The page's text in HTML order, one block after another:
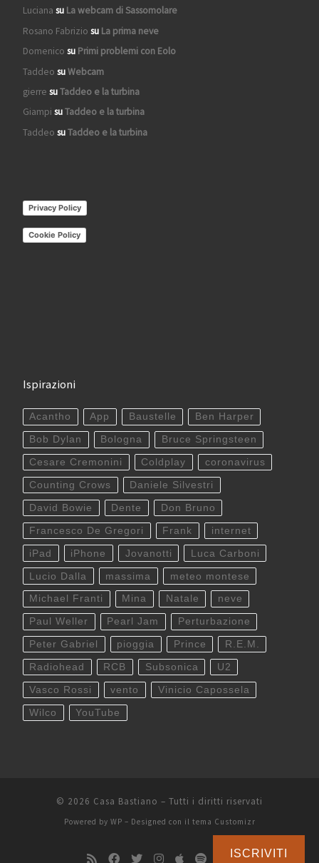
Luciana su La webcam di Sassomolare
Rosano Fabrizio su La prima neve
Domenico su Primi problemi con Eolo
Taddeo suWebcam
gierre suTaddeo e la turbina
Giampi suTaddeo e la turbina
Taddeo suTaddeo e la turbina
Privacy Policy
Cookie Policy
Ispirazioni
Acantho App Baustelle Ben Harper
Bob Dylan Bologna Bruce Springsteen
Cesare Cremonini Coldplay coronavirus
Counting Crows Daniele Silvestri
David Bowie Dente Don Bruno
Francesco De Gregori Frank internet
iPad iPhone Jovanotti Luca Carboni
Lucio Dalla massima meteo montese
Michael Franti Mina Natale neve
Paul Weller Pearl Jam Perturbazione
Peter Gabriel pioggia Prince R.E.M.
Radiohead RCB Subsonica U2
Vasco Rossi vento Vinicio Capossela
Wilco YouTube
© 2026 Casa Bastiano – Tutti i diritti riservati
Powered by WP – Designed con il tema Customizr
ISCRIVITI